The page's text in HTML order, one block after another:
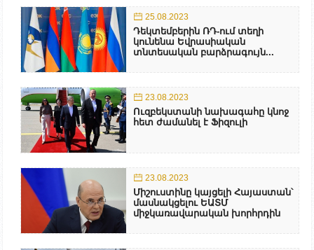
25.08.2023
Դեկտեմբերին ՌԴ-ում տեղի
կունենա Եվրասիական
տնտեսական բարձրագույն...
23.08.2023
Ուզբեկստանի նախագահը կնոջ
հետ ժամանել է Ֆիզուլի
23.08.2023
Միշուստինը կայցելի Հայաստան՝
մասնակցելու ԵԱՏՄ
միջկառավարական խորհրդին